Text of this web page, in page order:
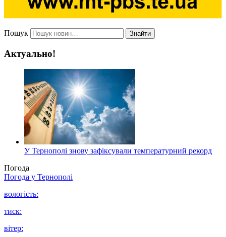
Пошук Знайти
Актуально!
У Тернополі знову зафіксували температурний рекорд
Погода
Погода у Тернополі
вологість:
тиск:
вітер: